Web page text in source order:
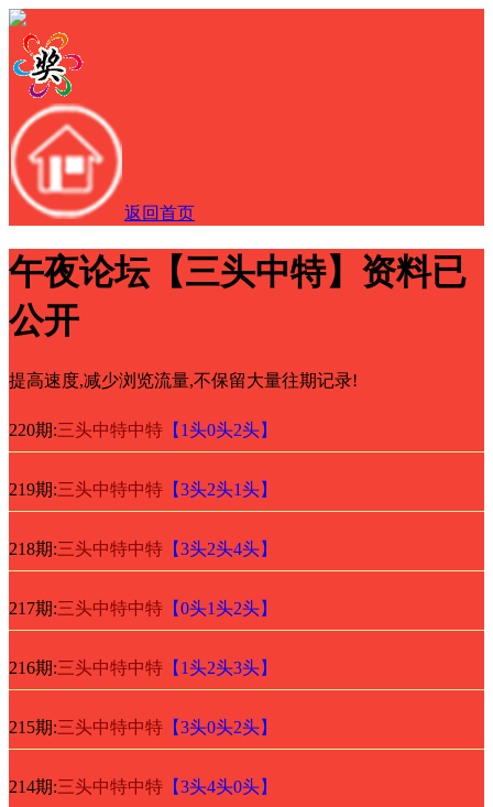
返回首页
午夜论坛【三头中特】资料已
公开
提高速度,减少浏览流量,不保留大量往期记录!
220期:三头中特中特 【1头0头2头】
219期:三头中特中特 【3头2头1头】
218期:三头中特中特 【3头2头4头】
217期:三头中特中特 【0头1头2头】
216期:三头中特中特 【1头2头3头】
215期:三头中特中特 【3头0头2头】
214期:三头中特中特 【3头4头0头】